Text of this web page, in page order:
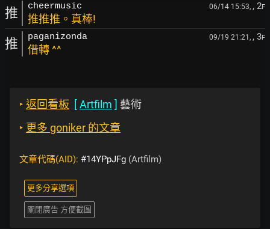
推 cheermusic 06/14 15:53, , 2F
推推推。真棒!
推 paganizonda 09/19 21:21, , 3F
借轉 ^^
‣ 返回看板 [Artfilm ] 藝術
‣ 更多 goniker 的文章
文章代碼(AID): #14YPpJFg (Artfilm)
更多分享選項
關閉廣告 方便截圖